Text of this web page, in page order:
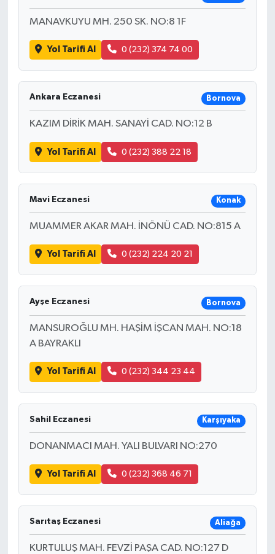
MANAVKUYU MH. 250 SK. NO:8 1F
Yol Tarifi Al 0 (232) 374 74 00
Ankara Eczanesi Bornova
KAZIM DİRİK MAH. SANAYİ CAD. NO:12 B
Yol Tarifi Al 0 (232) 388 22 18
Mavi Eczanesi Konak
MUAMMER AKAR MAH. İNÖNÜ CAD. NO:815 A
Yol Tarifi Al 0 (232) 224 20 21
Ayşe Eczanesi Bornova
MANSUROĞLU MH. HAŞİM İŞCAN MAH. NO:18
A BAYRAKLI
Yol Tarifi Al 0 (232) 344 23 44
Sahil Eczanesi Karşıyaka
DONANMACI MAH. YALI BULVARI NO:270
Yol Tarifi Al 0 (232) 368 46 71
Sarıtaş Eczanesi Aliağa
KURTULUŞ MAH. FEVZİ PAŞA CAD. NO:127 D